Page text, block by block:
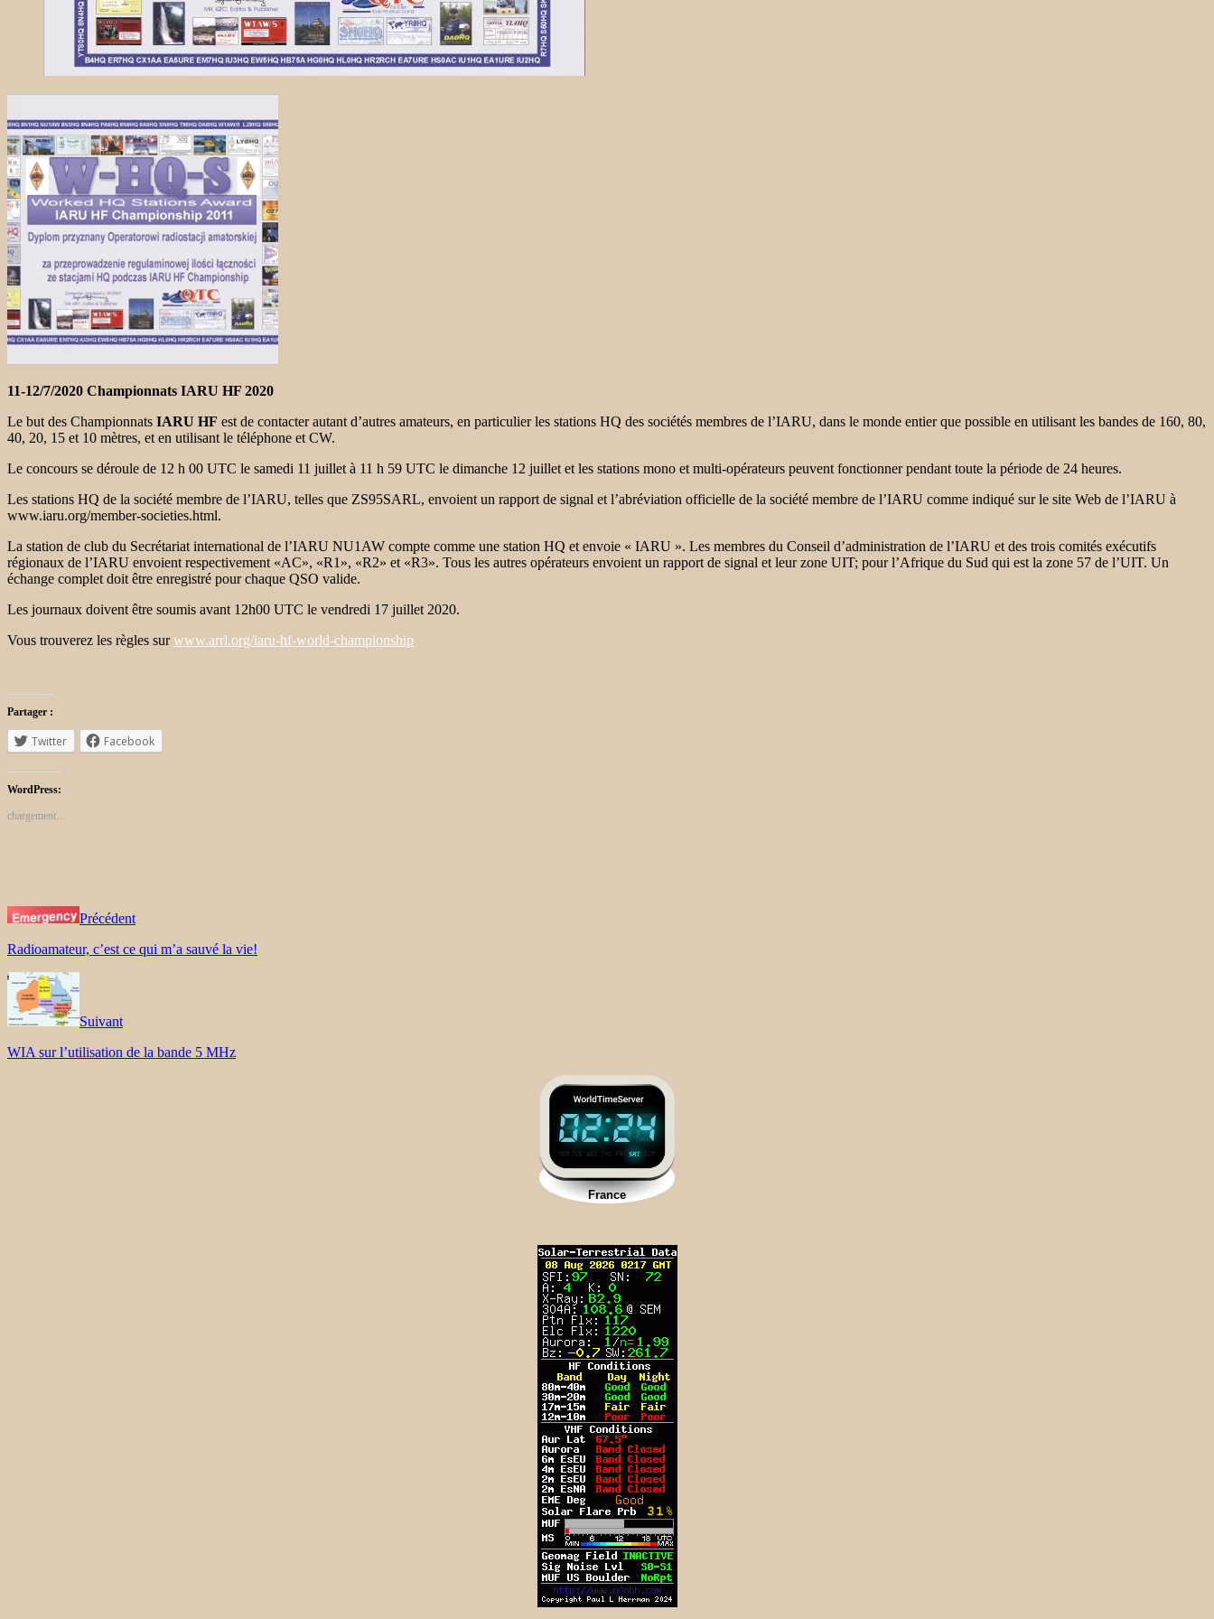
11-12/7/2020 Championnats IARU HF 2020
Le but des Championnats IARU HF est de contacter autant d’autres amateurs, en particulier les stations HQ des sociétés membres de l’IARU, dans le monde entier que possible en utilisant les bandes de 160, 80,
40, 20, 15 et 10 mètres, et en utilisant le téléphone et CW.
Le concours se déroule de 12 h 00 UTC le samedi 11 juillet à 11 h 59 UTC le dimanche 12 juillet et les stations mono et multi-opérateurs peuvent fonctionner pendant toute la période de 24 heures.
Les stations HQ de la société membre de l’IARU, telles que ZS95SARL, envoient un rapport de signal et l’abréviation officielle de la société membre de l’IARU comme indiqué sur le site Web de l’IARU à
www.iaru.org/member-societies.html.
La station de club du Secrétariat international de l’IARU NU1AW compte comme une station HQ et envoie « IARU ». Les membres du Conseil d’administration de l’IARU et des trois comités exécutifs
régionaux de l’IARU envoient respectivement «AC», «R1», «R2» et «R3». Tous les autres opérateurs envoient un rapport de signal et leur zone UIT; pour l’Afrique du Sud qui est la zone 57 de l’UIT. Un
échange complet doit être enregistré pour chaque QSO valide.
Les journaux doivent être soumis avant 12h00 UTC le vendredi 17 juillet 2020.
Vous trouverez les règles surwww.arrl.org/iaru-hf-world-championship
Partager :
Twitter Facebook
WordPress:
chargement…
Précédent
Radioamateur, c’est ce qui m’a sauvé la vie!
Suivant
WIA sur l’utilisation de la bande 5 MHz